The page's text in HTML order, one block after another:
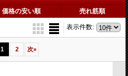
価格の安い順 売れ筋順
表示件数:
1 2 次»